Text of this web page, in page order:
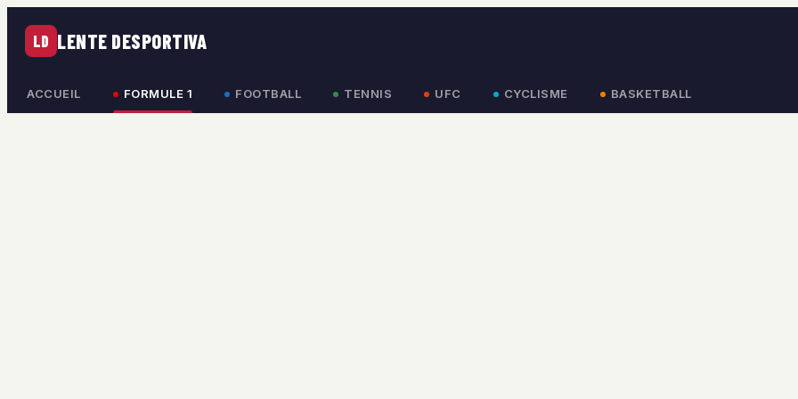
LD LENTE DESPORTIVA
ACCUEIL FORMULE 1 FOOTBALL TENNIS UFC CYCLISME BASKETBALL